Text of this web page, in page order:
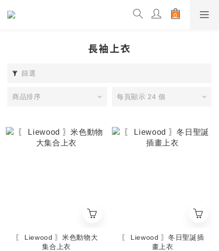
長袖上衣
篩選
商品排序 每頁顯示 24 個
〖 Liewood 〗米色動物大
集合上衣
〖 Liewood 〗冬日聖誕插
畫上衣